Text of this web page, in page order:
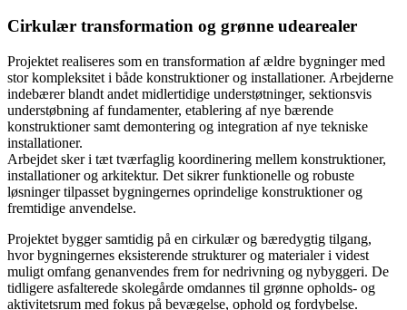
Cirkulær transformation og grønne udearealer
Projektet realiseres som en transformation af ældre bygninger med
stor kompleksitet i både konstruktioner og installationer. Arbejderne
indebærer blandt andet midlertidige understøtninger, sektionsvis
understøbning af fundamenter, etablering af nye bærende
konstruktioner samt demontering og integration af nye tekniske
installationer.
Arbejdet sker i tæt tværfaglig koordinering mellem konstruktioner,
installationer og arkitektur. Det sikrer funktionelle og robuste
løsninger tilpasset bygningernes oprindelige konstruktioner og
fremtidige anvendelse.
Projektet bygger samtidig på en cirkulær og bæredygtig tilgang,
hvor bygningernes eksisterende strukturer og materialer i videst
muligt omfang genanvendes frem for nedrivning og nybyggeri. De
tidligere asfalterede skolegårde omdannes til grønne opholds- og
aktivitetsrum med fokus på bevægelse, ophold og fordybelse.